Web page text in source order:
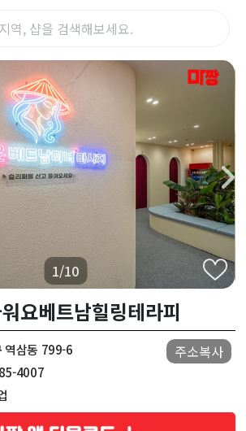
1/10
요베트남힐링테라피
역삼동 799-6 주소복사
4007